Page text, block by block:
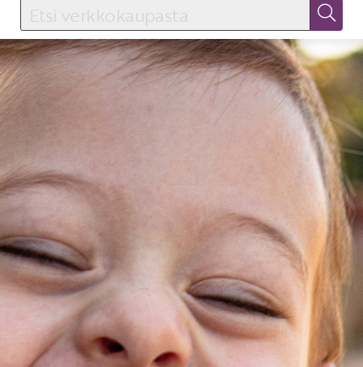
Käyttäjätunnus
Salasana
KIRJAUDU SISÄÄN
Etkö ole vielä Varhaiskasvatuksen Tietopalvelun
jäsen?
Liity tästä!